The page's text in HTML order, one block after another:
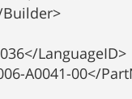
Builder>
LanguageID>
A0041-00</